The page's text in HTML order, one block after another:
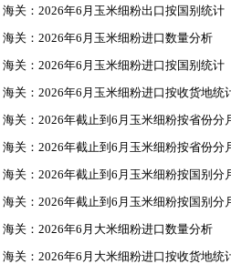
海关：2026年6月玉米细粉出口按国别统计
海关：2026年6月玉米细粉进口数量分析
海关：2026年6月玉米细粉进口按国别统计
海关：2026年6月玉米细粉进口按收货地统
海关：2026年截止到6月玉米细粉按省份分
海关：2026年截止到6月玉米细粉按省份分
海关：2026年截止到6月玉米细粉按国别分
海关：2026年截止到6月玉米细粉按国别分
海关：2026年6月大米细粉进口数量分析
海关：2026年6月大米细粉进口按收货地统